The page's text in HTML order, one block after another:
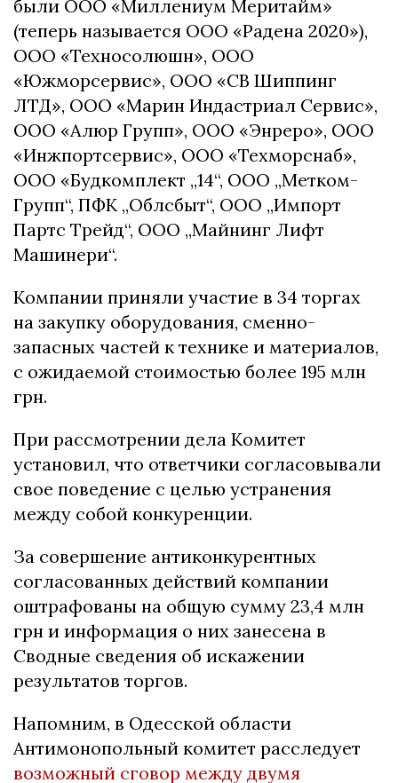
были ООО «Миллениум Меритайм»
(теперь называется ООО «Радена 2020»),
ООО «Техносолюшн», ООО
«Южморсервис», ООО «СВ Шиппинг
ЛТД», ООО «Марин Индастриал Сервис»,
ООО «Алюр Групп», ООО «Энреро», ООО
«Инжпортсервис», ООО «Техморснаб»,
ООО «Будкомплект „14“, ООО „Метком-
Групп“, ПФК „Облсбыт“, ООО „Импорт
Партс Трейд“, ООО „Майнинг Лифт
Машинери“.
Компании приняли участие в 34 торгах
на закупку оборудования, сменно-
запасных частей к технике и материалов,
с ожидаемой стоимостью более 195 млн
грн.
При рассмотрении дела Комитет
установил, что ответчики согласовывали
свое поведение с целью устранения
между собой конкуренции.
За совершение антиконкурентных
согласованных действий компании
оштрафованы на общую сумму 23,4 млн
грн и информация о них занесена в
Сводные сведения об искажении
результатов торгов.
Напомним, в Одесской области
Антимонопольный комитет расследует
возможный сговор между двумя